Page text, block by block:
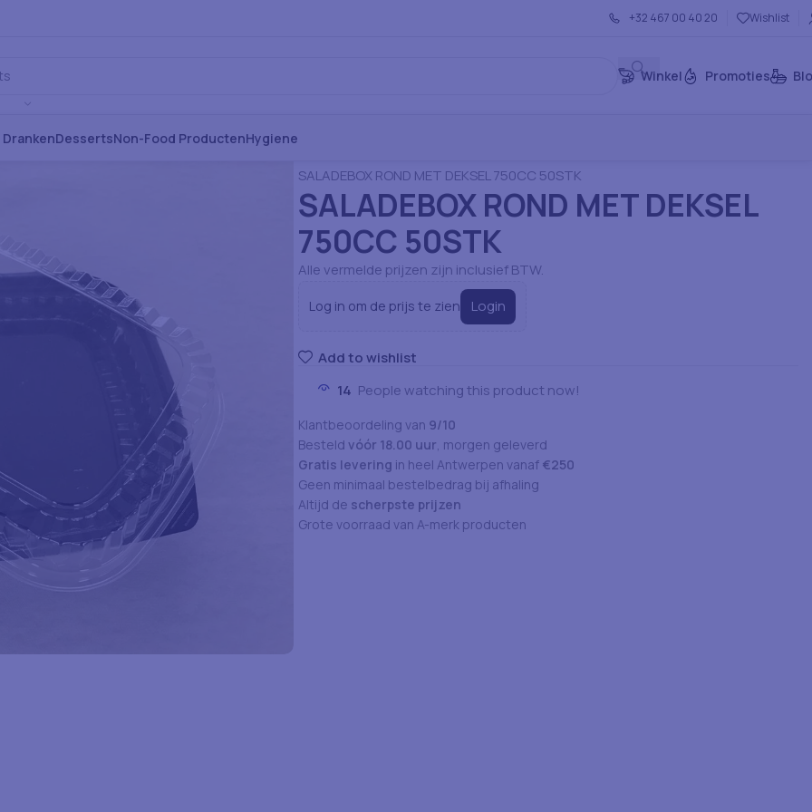
+32 467 00 40 20 Wishlist
Winkel Promoties
DessertsNon-Food ProductenHygiene
SALADEBOX ROND MET DEKSEL 750CC 50STK
SALADEBOX ROND MET DEKSEL
750CC 50STK
Alle vermelde prijzen zijn inclusief BTW.
Log in om de prijs te zien Login
Add to wishlist
14 People watching this product now!
Klantbeoordeling van 9/10
Besteld vóór 18.00 uur, morgen geleverd
Gratis levering in heel Antwerpen vanaf €250
Geen minimaal bestelbedrag bij afhaling
Altijd de scherpste prijzen
Grote voorraad van A-merk producten